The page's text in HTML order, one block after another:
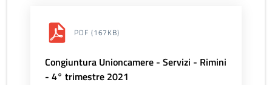
PDF (167KB)
Congiuntura Unioncamere - Servizi - Rimini
- 4° trimestre 2021